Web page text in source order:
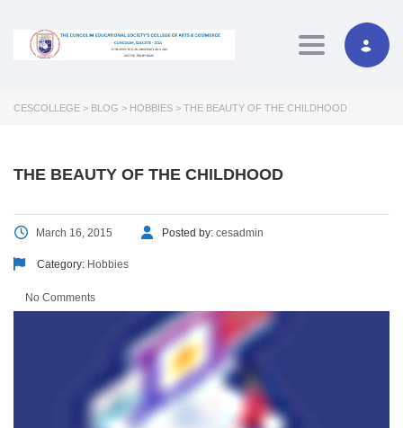
Toggle
CESCOLLEGE > BLOG > HOBBIES > THE BEAUTY OF THE CHILDHOOD
THE BEAUTY OF THE CHILDHOOD
March 16, 2015 Posted by: cesadmin
Category: Hobbies
No Comments